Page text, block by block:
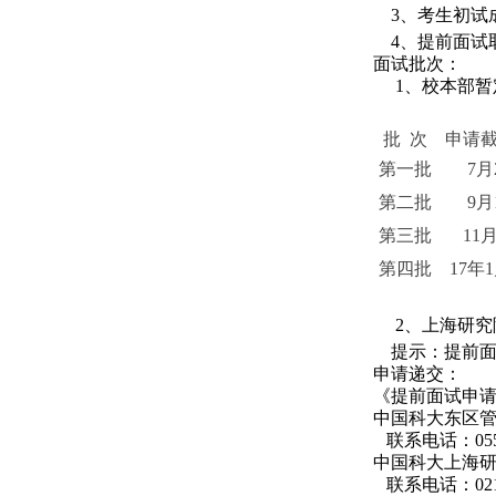
3、考生初试
4、提前面试
面试批次：
1、校本部暂
批 次
申请
第一批
7
第二批
9
第三批
11
第四批
17年
2、上海研究
提示：提前面
申请递交：
《提前面试申
中国科大东区
联系电话：
中国科大上海
联系电话：